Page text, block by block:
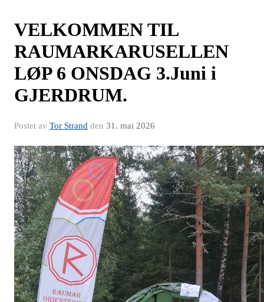
VELKOMMEN TIL
RAUMARKARUSELLEN
LØP 6 ONSDAG 3.Juni i
GJERDRUM.
Postet av Tor Strand den 31. mai 2026